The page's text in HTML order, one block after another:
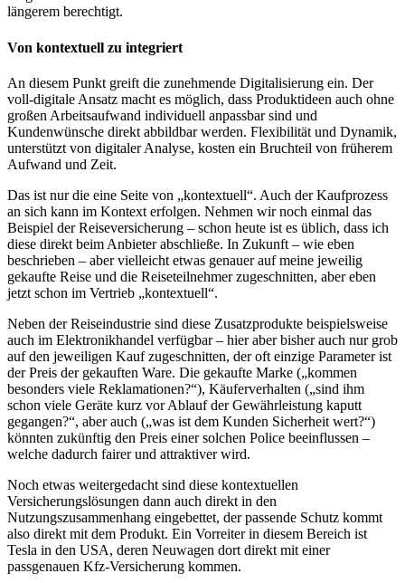
längerem berechtigt.
Von kontextuell zu integriert
An diesem Punkt greift die zunehmende Digitalisierung ein. Der
voll-digitale Ansatz macht es möglich, dass Produktideen auch ohne
großen Arbeitsaufwand individuell anpassbar sind und
Kundenwünsche direkt abbildbar werden. Flexibilität und Dynamik,
unterstützt von digitaler Analyse, kosten ein Bruchteil von früherem
Aufwand und Zeit.
Das ist nur die eine Seite von „kontextuell“. Auch der Kaufprozess
an sich kann im Kontext erfolgen. Nehmen wir noch einmal das
Beispiel der Reiseversicherung – schon heute ist es üblich, dass ich
diese direkt beim Anbieter abschließe. In Zukunft – wie eben
beschrieben – aber vielleicht etwas genauer auf meine jeweilig
gekaufte Reise und die Reiseteilnehmer zugeschnitten, aber eben
jetzt schon im Vertrieb „kontextuell“.
Neben der Reiseindustrie sind diese Zusatzprodukte beispielsweise
auch im Elektronikhandel verfügbar – hier aber bisher auch nur grob
auf den jeweiligen Kauf zugeschnitten, der oft einzige Parameter ist
der Preis der gekauften Ware. Die gekaufte Marke („kommen
besonders viele Reklamationen?“), Käuferverhalten („sind ihm
schon viele Geräte kurz vor Ablauf der Gewährleistung kaputt
gegangen?“, aber auch („was ist dem Kunden Sicherheit wert?“)
könnten zukünftig den Preis einer solchen Police beeinflussen –
welche dadurch fairer und attraktiver wird.
Noch etwas weitergedacht sind diese kontextuellen
Versicherungslösungen dann auch direkt in den
Nutzungszusammenhang eingebettet, der passende Schutz kommt
also direkt mit dem Produkt. Ein Vorreiter in diesem Bereich ist
Tesla in den USA, deren Neuwagen dort direkt mit einer
passgenauen Kfz-Versicherung kommen.